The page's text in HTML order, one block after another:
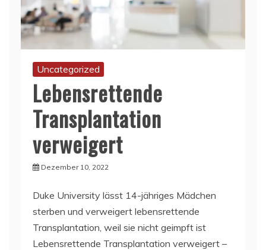
Uncategorized
Lebensrettende
Transplantation
verweigert
Dezember 10, 2022
Duke University lässt 14-jähriges Mädchen
sterben und verweigert lebensrettende
Transplantation, weil sie nicht geimpft ist
Lebensrettende Transplantation verweigert –